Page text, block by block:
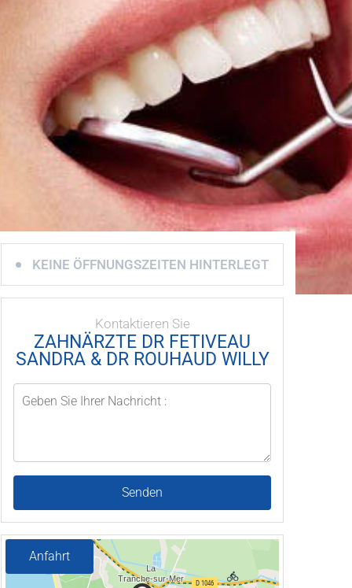
KEINE ÖFFNUNGSZEITEN HINTERLEGT
Kontaktieren Sie
ZAHNÄRZTE DR FETIVEAU
SANDRA & DR ROUHAUD WILLY
Senden
Anfahrt